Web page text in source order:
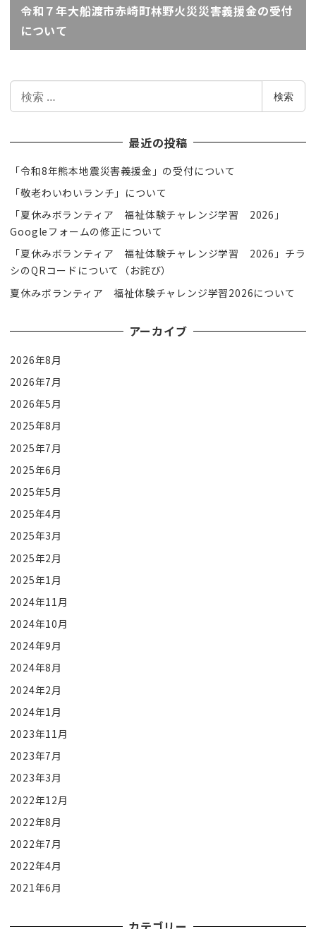
令和７年大船渡市赤崎町林野火災災害義援金の受付
について
索
検索
最近の投稿
「令和8年熊本地震災害義援金」の受付について
「敬老わいわいランチ」について
「夏休みボランティア 福祉体験チャレンジ学習 2026」
Googleフォームの修正について
「夏休みボランティア 福祉体験チャレンジ学習 2026」チラ
シのQRコードについて（お詫び）
夏休みボランティア 福祉体験チャレンジ学習2026について
アーカイブ
2026年8月
2026年7月
2026年5月
2025年8月
2025年7月
2025年6月
2025年5月
2025年4月
2025年3月
2025年2月
2025年1月
2024年11月
2024年10月
2024年9月
2024年8月
2024年2月
2024年1月
2023年11月
2023年7月
2023年3月
2022年12月
2022年8月
2022年7月
2022年4月
2021年6月